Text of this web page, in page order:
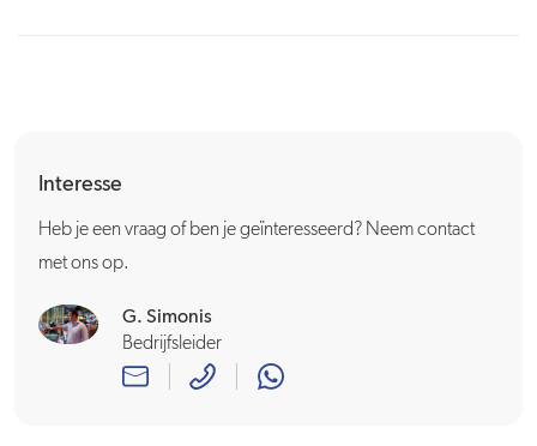
Interesse
Heb je een vraag of ben je geïnteresseerd? Neem contact
met ons op.
G. Simonis
Bedrijfsleider